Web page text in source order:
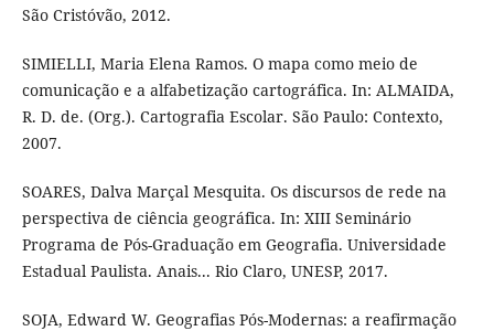
São Cristóvão, 2012.
SIMIELLI, Maria Elena Ramos. O mapa como meio de
comunicação e a alfabetização cartográfica. In: ALMAIDA,
R. D. de. (Org.). Cartografia Escolar. São Paulo: Contexto,
2007.
SOARES, Dalva Marçal Mesquita. Os discursos de rede na
perspectiva de ciência geográfica. In: XIII Seminário
Programa de Pós-Graduação em Geografia. Universidade
Estadual Paulista. Anais... Rio Claro, UNESP, 2017.
SOJA, Edward W. Geografias Pós-Modernas: a reafirmação